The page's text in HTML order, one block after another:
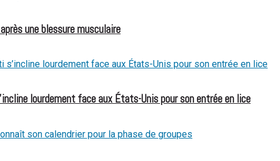
une blessure musculaire
lourdement face aux États-Unis pour son entrée en lice